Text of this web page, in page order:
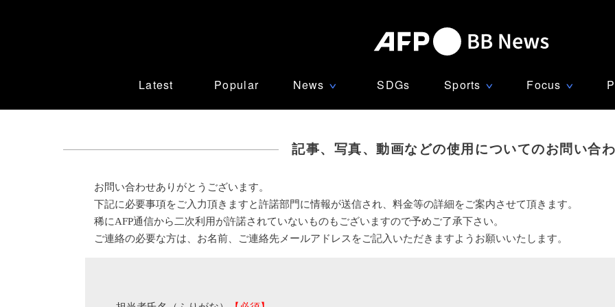
Latest Popular News ∨ SDGs Sports ∨ Focus ∨
記事、写真、動画などの使用についてのお問い合
お問い合わせありがとうございます。
下記に必要事項をご入力頂きますと許諾部門に情報が送信され、料金等の詳細をご案内させて頂きます。
稀にAFP通信から二次利用が許諾されていないものもございますので予めご了承下さい。
ご連絡の必要な方は、お名前、ご連絡先メールアドレスをご記入いただきますようお願いいたします。